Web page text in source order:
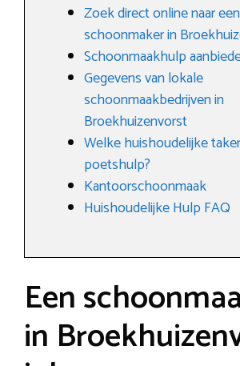
Zoek direct online naar een
schoonmaker in
Schoonmaakhulp
Gegevens van lokale
schoonmaakbedrijven in
Broekhuizenvorst
Welke huishoudelijke
poetshulp?
Kantoorschoonmaak
Huishoudelijke Hulp FAQ
Een
in